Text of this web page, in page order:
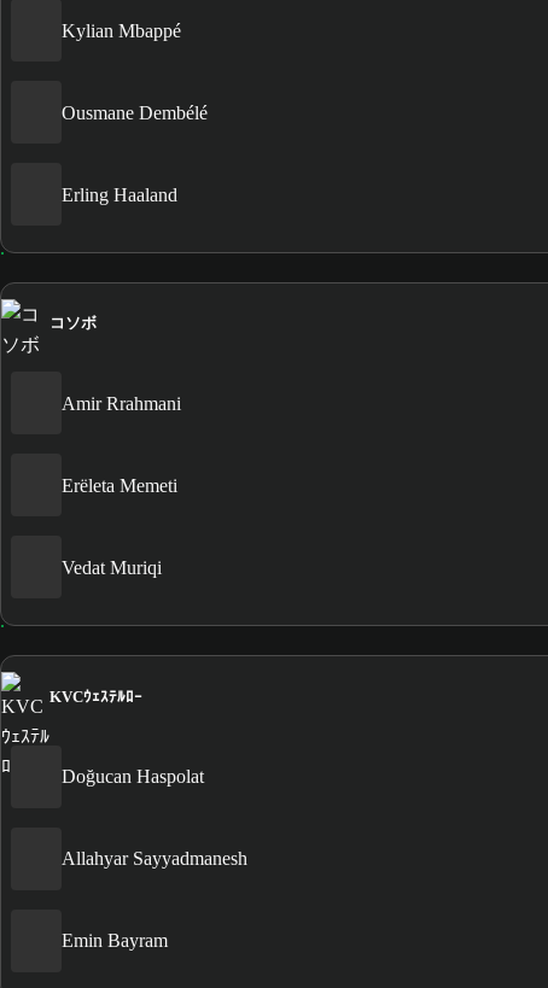
Kylian Mbappé
Ousmane Dembélé
Erling Haaland
コソボ
Amir Rrahmani
Erëleta Memeti
Vedat Muriqi
KVCｳｪｽﾃﾙﾛｰ
Doğucan Haspolat
Allahyar Sayyadmanesh
Emin Bayram